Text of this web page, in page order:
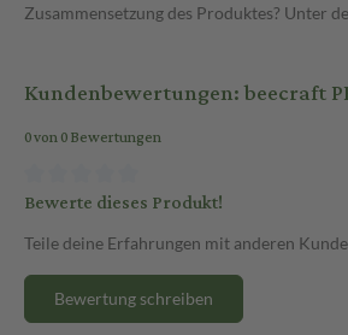
Zusammensetzung des Produktes? Unter
Kundenbewertungen: beecraft
0 von 0 Bewertungen
Bewerte dieses Produkt!
Teile deine Erfahrungen mit anderen
Bewertung schreiben